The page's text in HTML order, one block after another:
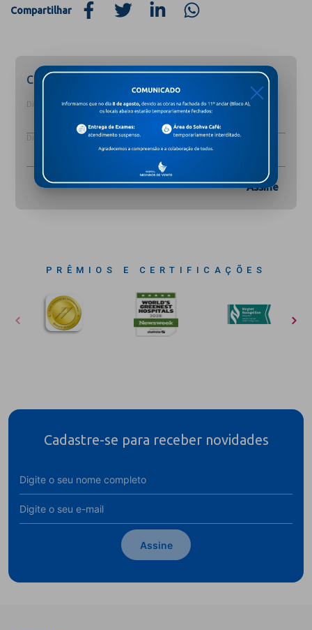
Compartilhar
Cadastre-se para receber novidades
Digite o seu nome completo
Digite o seu e-mail
Assine
PRÊMIOS E CERTIFICAÇÕES
Cadastre-se para receber novidades
Assine
X